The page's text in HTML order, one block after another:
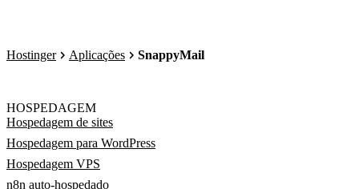
Hostinger Aplicações SnappyMail
HOSPEDAGEM
Hospedagem de sites
Hospedagem para WordPress
Hospedagem VPS
n8n auto-hospedado